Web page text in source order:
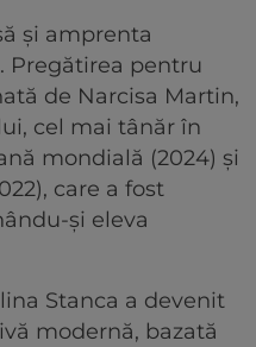
și amprenta
Pregătirea pentru
de Narcisa Martin,
cel mai tânăr în
mondială (2024) și
care a fost
și eleva
Stanca a devenit
modernă, bazată